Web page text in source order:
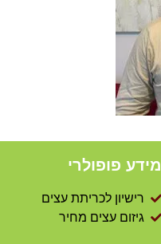
מידע פופולרי
רישיון לכריתת עצים
גיזום עצים מחיר